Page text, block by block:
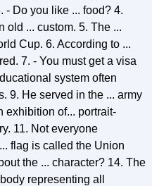
- Do you like ... food? 4.
old ... custom. 5. The ...
Cup. 6. According to ...
7. - You must get a visa
system often
9. He served in the ... army
exhibition of... portrait-
11. Not everyone
flag is called the Union
the ... character? 14. The
representing all